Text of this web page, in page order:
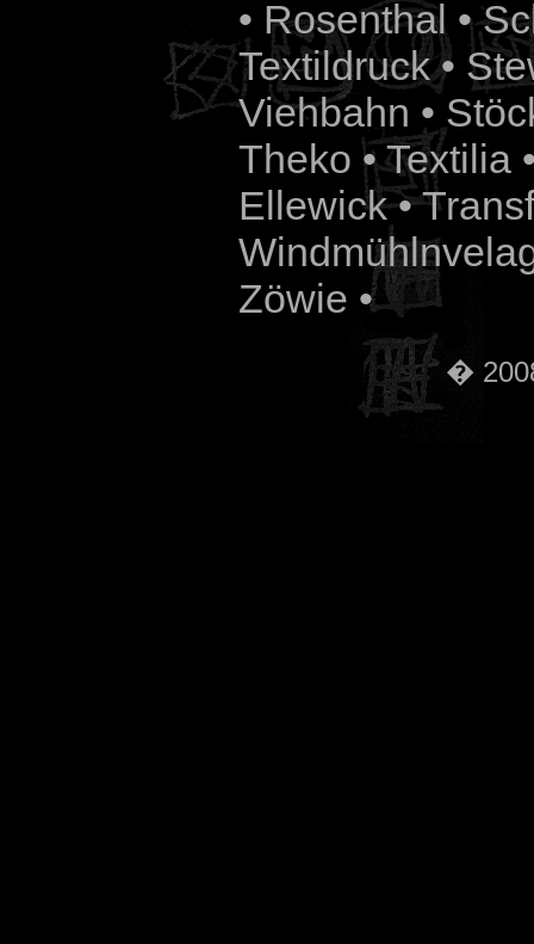
• Rosenthal •
Textildruck •
Viehbahn •
Theko • Textilia
Ellewick •
Zöwie •
�